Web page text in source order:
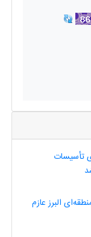
تأسیسات
البرز عازم